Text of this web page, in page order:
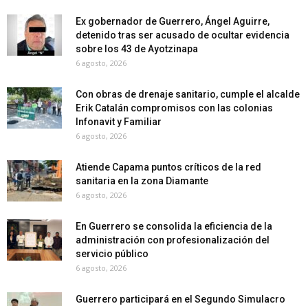
Ex gobernador de Guerrero, Ángel Aguirre,
detenido tras ser acusado de ocultar evidencia
sobre los 43 de Ayotzinapa
6 agosto, 2026
Con obras de drenaje sanitario, cumple el alcalde
Erik Catalán compromisos con las colonias
Infonavit y Familiar
6 agosto, 2026
Atiende Capama puntos críticos de la red
sanitaria en la zona Diamante
6 agosto, 2026
En Guerrero se consolida la eficiencia de la
administración con profesionalización del
servicio público
6 agosto, 2026
Guerrero participará en el Segundo Simulacro